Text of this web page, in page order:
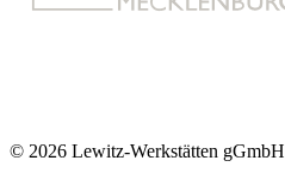
© 2026 Lewitz-Werkstätten gGmbH